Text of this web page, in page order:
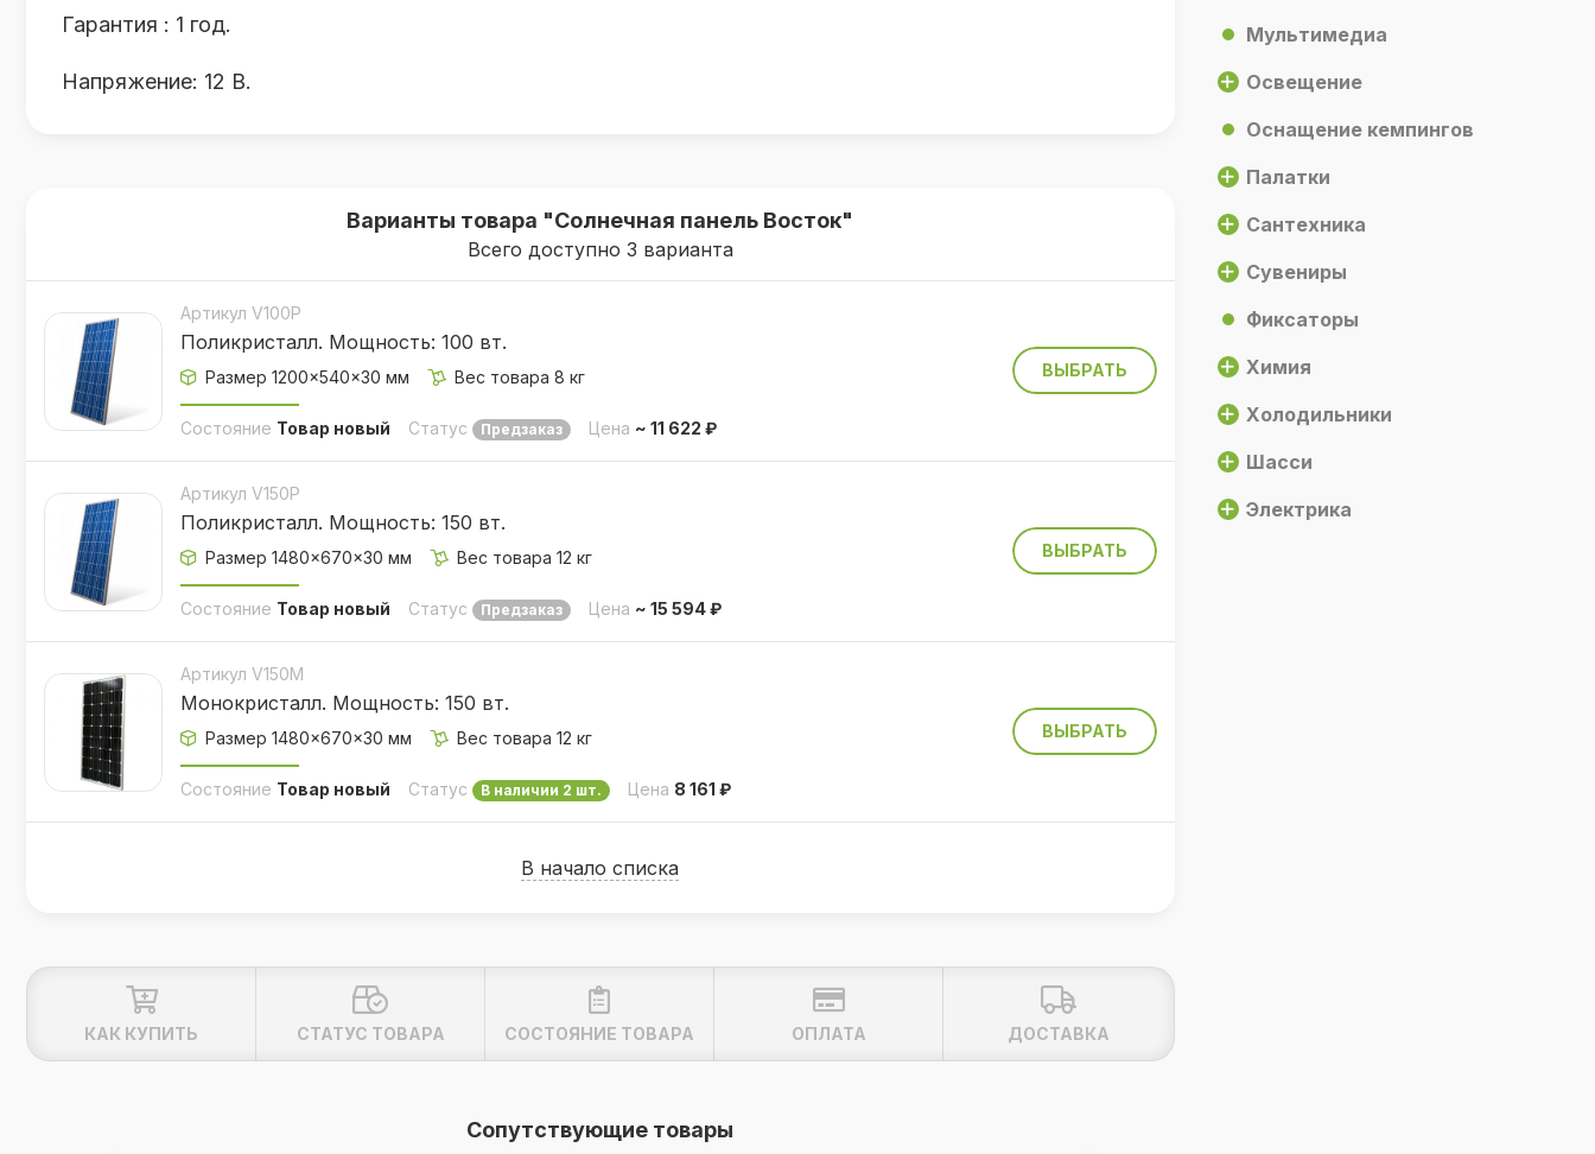
Гарантия : 1 год.
Напряжение: 12 В.
Варианты товара "Солнечная панель Восток"
Всего доступно 3 варианта
Артикул V100P
Поликристалл. Мощность: 100 вт.
Размер 1200×540×30 мм Вес товара 8 кг
Состояние Товар новый Статус Предзаказ Цена ~ 11 622 ₽
ВЫБРАТЬ
Артикул V150P
Поликристалл. Мощность: 150 вт.
Размер 1480×670×30 мм Вес товара 12 кг
Состояние Товар новый Статус Предзаказ Цена ~ 15 594 ₽
ВЫБРАТЬ
Артикул V150M
Монокристалл. Мощность: 150 вт.
Размер 1480×670×30 мм Вес товара 12 кг
Состояние Товар новый Статус В наличии 2 шт. Цена 8 161 ₽
ВЫБРАТЬ
В начало списка
КАК КУПИТЬ СТАТУС ТОВАРА СОСТОЯНИЕ ТОВАРА ОПЛАТА ДОСТАВКА
Сопутствующие товары
Мультимедиа
Освещение
Оснащение кемпингов
Палатки
Сантехника
Сувениры
Фиксаторы
Химия
Холодильники
Шасси
Электрика